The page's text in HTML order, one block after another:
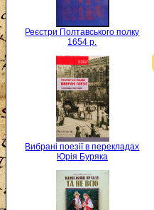
Реєстри Полтавського полку
1654 р.
Вибрані поезії в перекладах
Юрія Буряка